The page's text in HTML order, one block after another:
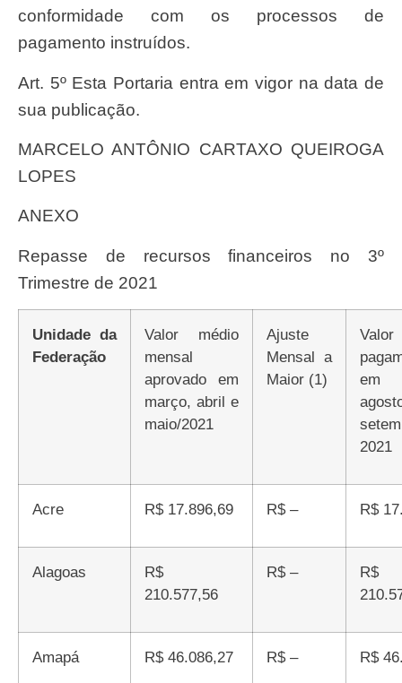
conformidade com os processos de
pagamento instruídos.
Art. 5º Esta Portaria entra em vigor na data de
sua publicação.
MARCELO ANTÔNIO CARTAXO QUEIROGA
LOPES
ANEXO
Repasse de recursos financeiros no 3º
Trimestre de 2021
Unidade da
Federação
Valor médio
mensal
aprovado em
março, abril e
maio/2021
Ajuste
Mensal a
Maior (1)
Valor de
em
2021
Acre R$ 17.896,69 R$ – R$
Alagoas
R$
210.577,56
R$ –
R$
Amapá R$ 46.086,27 R$ – R$